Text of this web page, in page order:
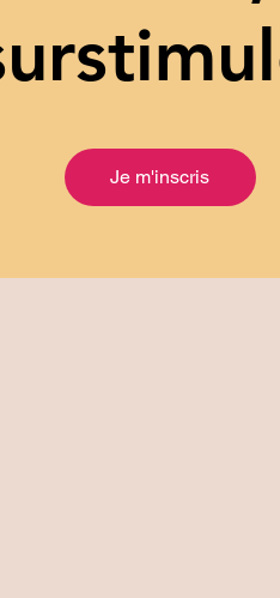
Je m'inscris